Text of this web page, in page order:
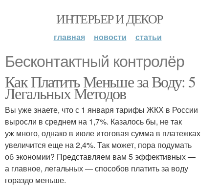
ИНТЕРЬЕР И ДЕКОР
главная новости статьи
Бесконтактный контролёр
Как Платить Меньше за Воду: 5
Легальных Методов
Вы уже знаете, что с 1 января тарифы ЖКХ в России
выросли в среднем на 1,7%. Казалось бы, не так
уж много, однако в июле итоговая сумма в платежках
увеличится еще на 2,4%. Так может, пора подумать
об экономии? Представляем вам 5 эффективных —
а главное, легальных — способов платить за воду
гораздо меньше.